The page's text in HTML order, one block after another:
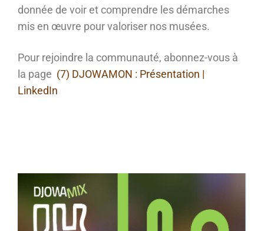
donnée de voir et comprendre les démarches
mis en œuvre pour valoriser nos musées.
Pour rejoindre la communauté, abonnez-vous à
la page (7) DJOWAMON : Présentation |
LinkedIn